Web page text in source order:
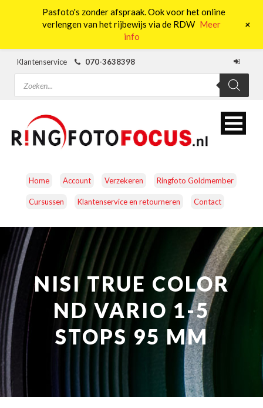
Klantenservice
070-3638398
Producten
zoeken
Home Account Verzekeren Ringfoto Goldmember
Cursussen Klantenservice en retourneren Contact
CAMERA’S OBJECTIEVEN ACCESSOIRES
NATUUROBSERVATIE MEDIA EN ENERGIE
STUDIOFOTOGRAFIE OCCASIONS
NISI TRUE COLOR
ND VARIO 1-5
STOPS 95 MM
Pasfoto's zonder afspraak. Ook voor het online
verlengen van het rijbewijs via de RDW Meer
info
+